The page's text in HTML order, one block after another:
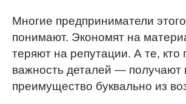
Многие предприниматели
понимают. Экономят на
теряют на репутации. А те, кто
важность деталей — получают
преимущество буквально из